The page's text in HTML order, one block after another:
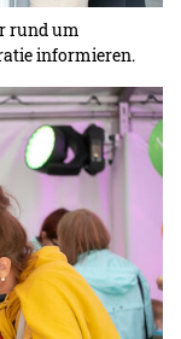
rund um
informieren.